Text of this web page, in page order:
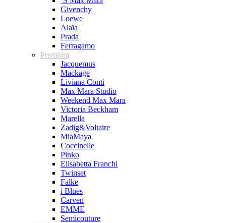
Givenchy
Loewe
Alaïa
Prada
Ferragamo
Premium
Jacquemus
Mackage
Liviana Conti
Max Mara Studio
Weekend Max Mara
Victoria Beckham
Marella
Zadig&Voltaire
MiaMaya
Coccinelle
Pinko
Elisabetta Franchi
Twinset
Falke
i Blues
Carven
EMME
Semicouture